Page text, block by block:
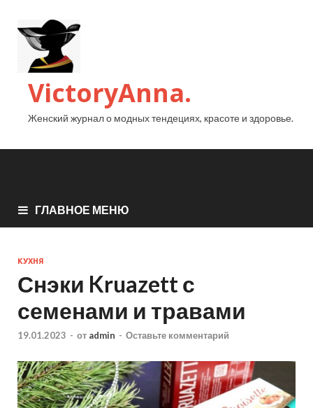
VictoryAnna.
Женский журнал о модных тендециях, красоте и здоровье.
ГЛАВНОЕ МЕНЮ
КУХНЯ
Снэки Kruazett с
семенами и травами
19.01.2023 - от admin - Оставьте комментарий